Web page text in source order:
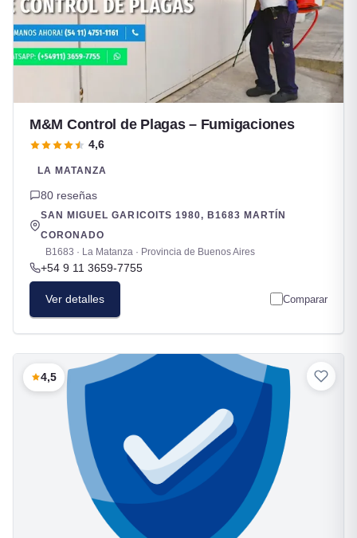
M&M Control de Plagas – Fumigaciones
4,6
LA MATANZA
80 reseñas
SAN MIGUEL GARICOITS 1980, B1683 MARTÍN
CORONADO
B1683 · La Matanza · Provincia de Buenos Aires
+54 9 11 3659-7755
Ver detalles Comparar
4,5